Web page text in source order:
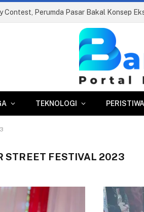
TEKNOLOGI PERISTIWA
STREET FESTIVAL 2023